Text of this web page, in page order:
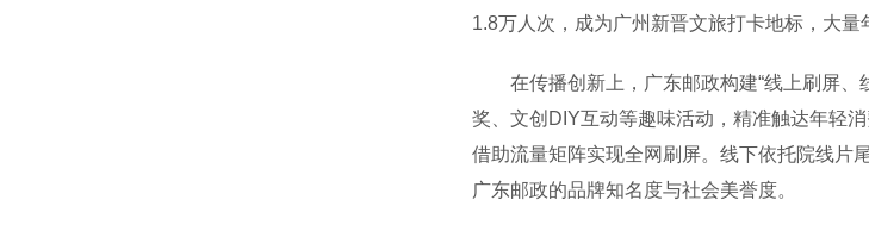
1.8万人次，成为广州新晋文旅打卡地标，大
在传播创新上，广东邮政构建“线上刷屏、
奖、文创DIY互动等趣味活动，精准触达年轻
借助流量矩阵实现全网刷屏。线下依托院线片
广东邮政的品牌知名度与社会美誉度。